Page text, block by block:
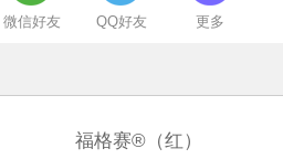
微信好友 QQ好友 更多
福格赛®（红）